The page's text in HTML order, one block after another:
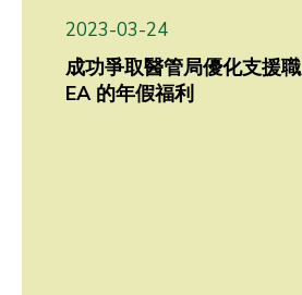
2023-03-24
成功爭取醫管局優化支援
EA 的年假福利